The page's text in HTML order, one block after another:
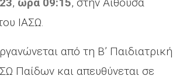
ΙΑΣΩ.
από τη Β’ Παιδιατρική
Παίδων και απευθύνεται σε